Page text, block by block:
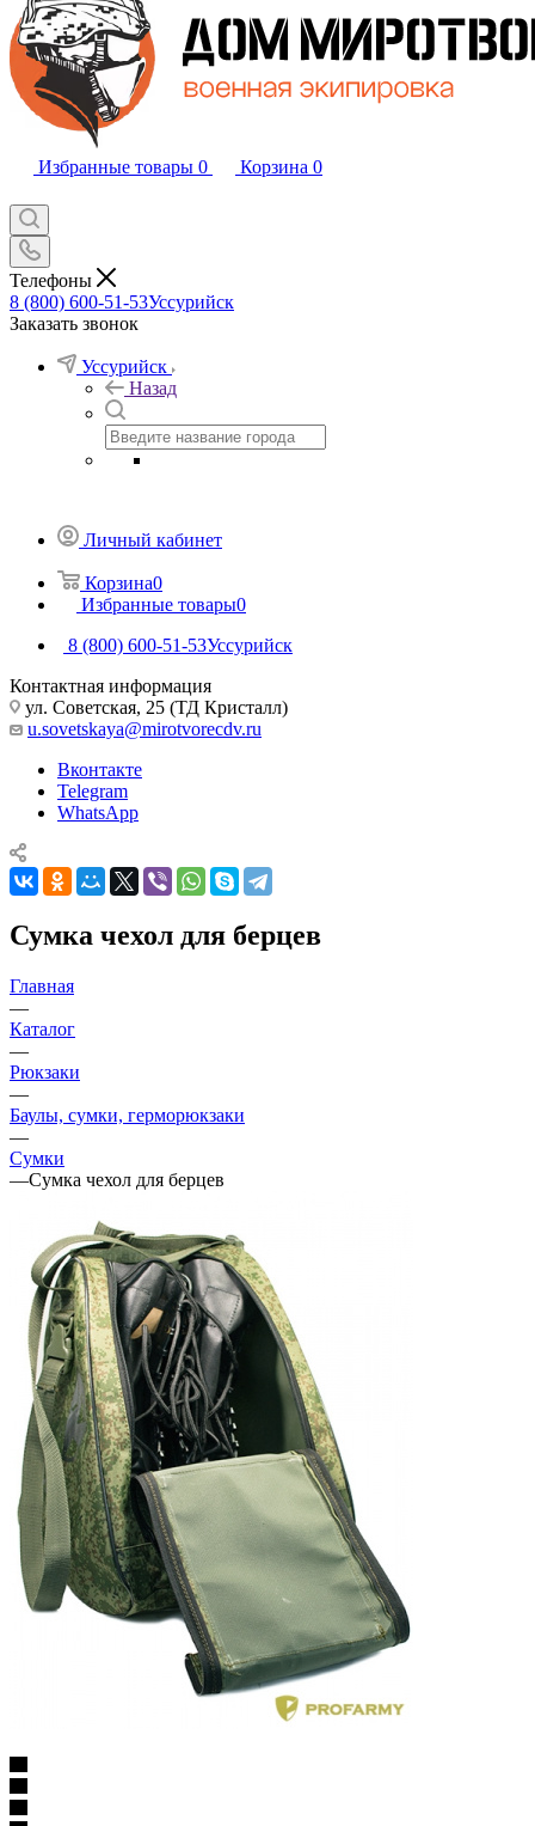
Избранные товары 0 Корзина 0
Телефоны
8 (800) 600-51-53Уссурийск
Заказать звонок
Уссурийск
Назад
Личный кабинет
Корзина0
Избранные товары0
8 (800) 600-51-53Уссурийск
Контактная информация
ул. Советская, 25 (ТД Кристалл)
u.sovetskaya@mirotvorecdv.ru
Вконтакте
Telegram
WhatsApp
Сумка чехол для берцев
Главная
—
Каталог
—
Рюкзаки
—
Баулы, сумки, герморюкзаки
—
Сумки
—Сумка чехол для берцев